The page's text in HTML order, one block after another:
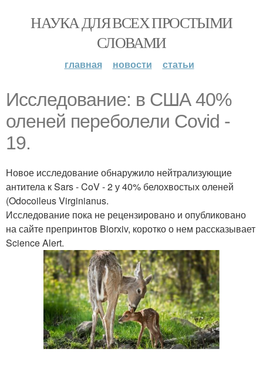
НАУКА ДЛЯ ВСЕХ ПРОСТЫМИ
СЛОВАМИ
главная новости статьи
Исследование: в США 40%
оленей переболели Covid -
19.
Новое исследование обнаружило нейтрализующие
антитела к Sars - CoV - 2 у 40% белохвостых оленей
(Odocoileus Virginianus.
Исследование пока не рецензировано и опубликовано
на сайте препринтов Biorxiv, коротко о нем рассказывает
Science Alert.